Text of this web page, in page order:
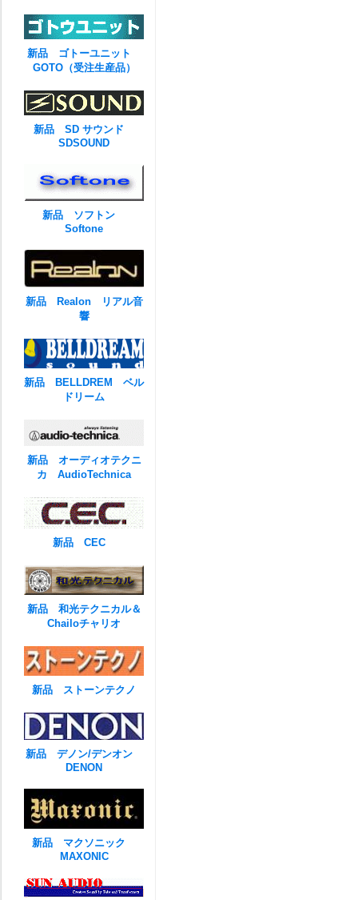
新品 ゴトーユニット
GOTO（受注生産品）
新品 SD サウンド
SDSOUND
新品 ソフトン
Softone
新品 Realon リアル音
響
新品 BELLDREM ベル
ドリーム
新品 オーディオテクニ
カ AudioTechnica
新品 CEC
新品 和光テクニカル＆
Chailoチャリオ
新品 ストーンテクノ
新品 デノン/デンオン
DENON
新品 マクソニック
MAXONIC